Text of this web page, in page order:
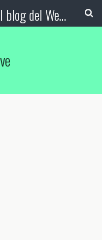
Booking Blog™ - Il blog del Web Marketing Turistico